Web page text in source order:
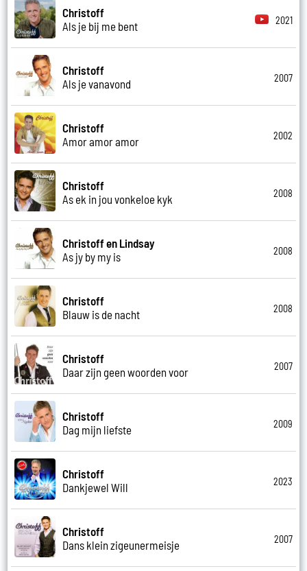
Christoff
Als je bij me bent
2021
Christoff
Als je vanavond
2007
Christoff
Amor amor amor
2002
Christoff
As ek in jou vonkeloe kyk
2008
Christoff en Lindsay
As jy by my is
2008
Christoff
Blauw is de nacht
2008
Christoff
Daar zijn geen woorden voor
2007
Christoff
Dag mijn liefste
2009
Christoff
Dankjewel Will
2023
Christoff
Dans klein zigeunermeisje
2007